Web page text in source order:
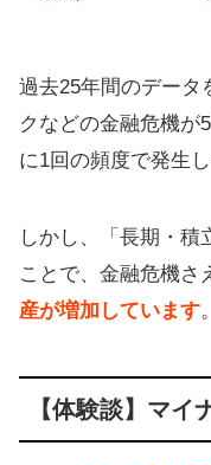
過去25年間のデータ
クなどの金融危機が
に1回の頻度で発生し
しかし、「長期・積
ことで、金融危機さ
産が増加しています。
【体験談】マイ